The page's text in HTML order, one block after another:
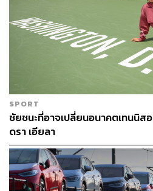
ในช่วง 3 วันที่ผ่านมา สถานการณ์
โรซา ยังปักหลักอยู่ในอาคารวุฒิสภ
Facebook Live ทั้งน้ำตาว่า นี่คือ
ยืนยันว่า ICC ไม่มีอำนาจจับกุมเ
ชอบจากศาลสูงสุดฟิลิปปินส์
อย่างไรก็ดี Inquirer สื่อฟิลิปปินส์ ร
ปืนดังหลายนัดในช่วงเย็นวันที่ 13
ทราบว่าใครคือผู้ก่อเหตุ ท่ามกลาง
หน้าที่บุกจับตัว เดลา โรซา ปรากฏ
ข้อมูลตรงกันว่า สว. รายนี้เดินทา
แล้ว ซึ่งสำนักข่าวกำลังรอข้อเท็จ
ปลอดภัยของวุฒิสภาอย่างเป็นทาง
SPORT
ชัยชนะที่อาจเปลี่ยนอนาคตเทนนิส
ดรา เอียลา